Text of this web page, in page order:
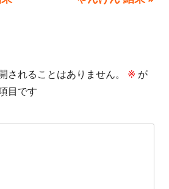
されることはありません。 ※ が
目です